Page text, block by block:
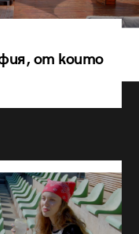
от които